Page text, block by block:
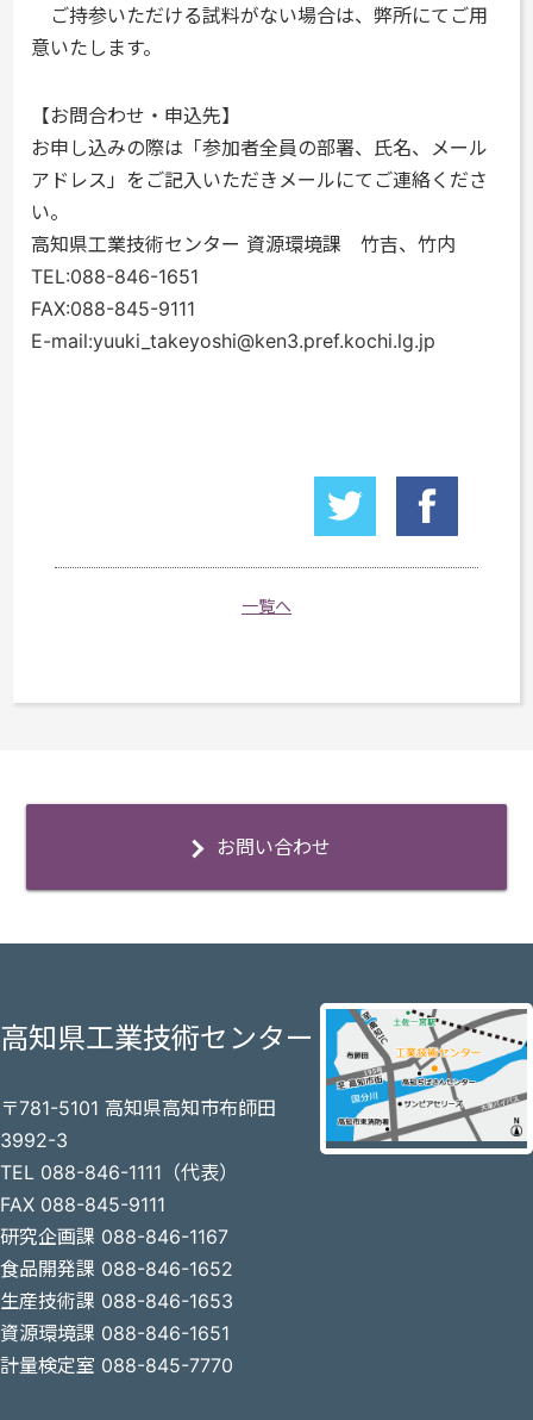
ご持参いただける試料がない場合は、弊所にてご用
意いたします。
【お問合わせ・申込先】
お申し込みの際は「参加者全員の部署、氏名、メール
アドレス」をご記入いただきメールにてご連絡くださ
い。
高知県工業技術センター 資源環境課 竹吉、竹内
TEL:088-846-1651
FAX:088-845-9111
E-mail:yuuki_takeyoshi@ken3.pref.kochi.lg.jp
一覧へ
お問い合わせ
高知県工業技術センター
〒781-5101 高知県高知市布師田
3992-3
TEL 088-846-1111（代表）
FAX 088-845-9111
研究企画課 088-846-1167
食品開発課 088-846-1652
生産技術課 088-846-1653
資源環境課 088-846-1651
計量検定室 088-845-7770